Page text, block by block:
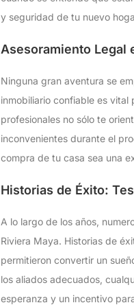
y seguridad de tu nuevo
Asesoramiento Legal
Ninguna gran aventura se
inmobiliario confiable es
profesionales no sólo te
inconvenientes durante el
compra de tu casa sea una
Historias de Éxito:
A lo largo de los años,
Riviera Maya. Historias de
permitieron convertir un
los aliados adecuados,
esperanza y un incentivo